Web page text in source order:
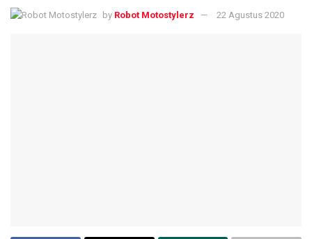
by Robot Motostylerz 22 Agustus 2020